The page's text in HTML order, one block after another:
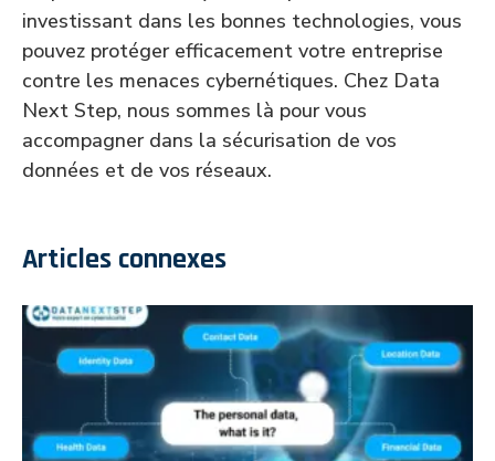
investissant dans les bonnes technologies, vous
pouvez protéger efficacement votre entreprise
contre les menaces cybernétiques. Chez Data
Next Step, nous sommes là pour vous
accompagner dans la sécurisation de vos
données et de vos réseaux.
Articles connexes